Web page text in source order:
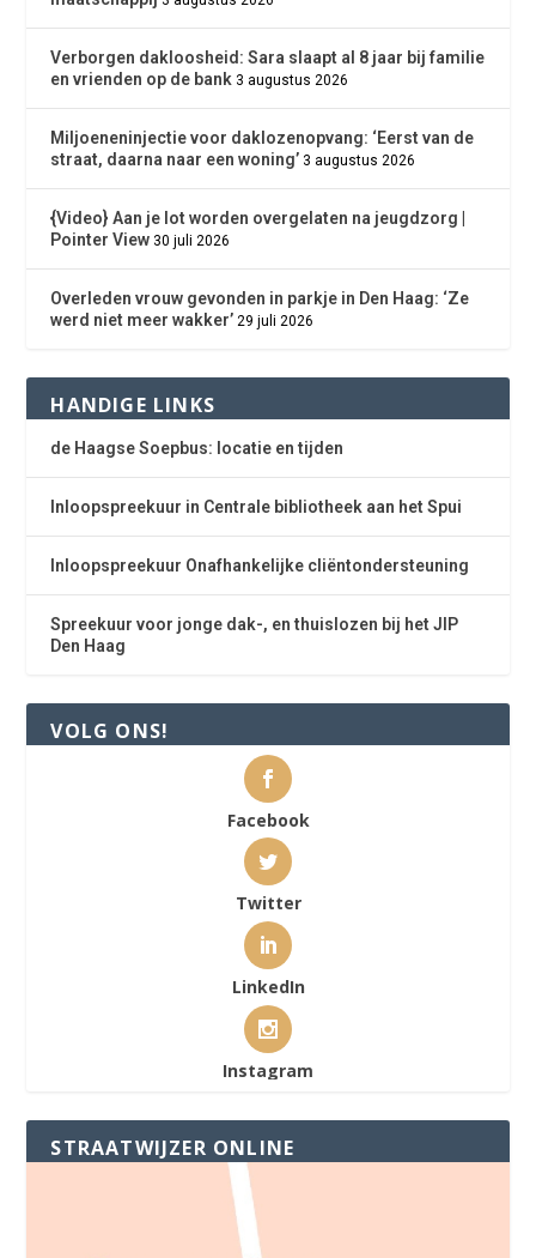
Verborgen dakloosheid: Sara slaapt al 8 jaar bij familie
en vrienden op de bank 3 augustus 2026
Miljoeneninjectie voor daklozenopvang: ‘Eerst van de
straat, daarna naar een woning’ 3 augustus 2026
{Video} Aan je lot worden overgelaten na jeugdzorg |
Pointer View 30 juli 2026
Overleden vrouw gevonden in parkje in Den Haag: ‘Ze
werd niet meer wakker’ 29 juli 2026
HANDIGE LINKS
de Haagse Soepbus: locatie en tijden
Inloopspreekuur in Centrale bibliotheek aan het Spui
Inloopspreekuur Onafhankelijke cliëntondersteuning
Spreekuur voor jonge dak-, en thuislozen bij het JIP
Den Haag
VOLG ONS!
Facebook
Twitter
LinkedIn
Instagram
STRAATWIJZER ONLINE